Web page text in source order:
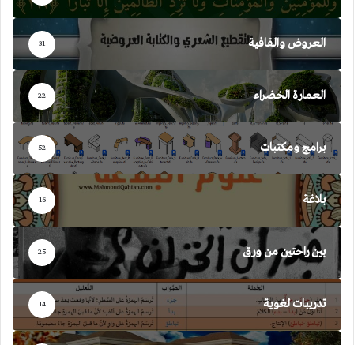
العروض والقافية 31
العمارة الخضراء 22
برامج ومكتبات 52
بلاغة 16
بين راحتين من ورق 25
تدريبات لغوية 14